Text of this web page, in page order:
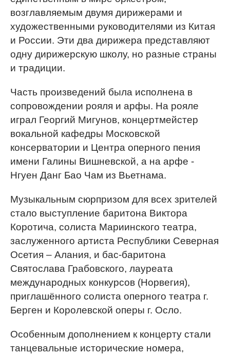
возглавляемым двумя дирижерами и
художественными руководителями из Китая
и России. Эти два дирижера представляют
одну дирижерскую школу, но разные страны
и традиции.
Часть произведений была исполнена в
сопровождении рояля и арфы. На рояле
играл Георгий Мигунов, концертмейстер
вокальной кафедры Московской
консерватории и Центра оперного пения
имени Галины Вишневской, а на арфе -
Нгуен Данг Бао Чам из Вьетнама.
Музыкальным сюрпризом для всех зрителей
стало выступление баритона Виктора
Коротича, солиста Мариинского театра,
заслуженного артиста Республики Северная
Осетия – Алания, и бас-баритона
Святослава Грабовского, лауреата
международных конкурсов (Норвегия),
приглашённого солиста оперного театра г.
Берген и Королевской оперы г. Осло.
Особенным дополнением к концерту стали
танцевальные исторические номера,